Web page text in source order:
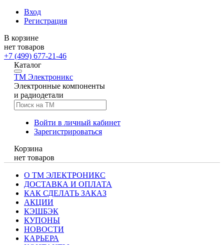
Вход
Регистрация
В корзине
нет товаров
+7 (499) 677-21-46
Каталог
TM Электроникс
Электронные компоненты
и радиодетали
Войти в личный кабинет
Зарегистрироваться
Корзина
нет товаров
О ТМ ЭЛЕКТРОНИКС
ДОСТАВКА И ОПЛАТА
КАК СДЕЛАТЬ ЗАКАЗ
АКЦИИ
КЭШБЭК
КУПОНЫ
НОВОСТИ
КАРЬЕРА